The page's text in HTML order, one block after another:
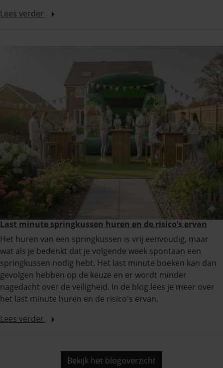
Lees verder
Last minute springkussen huren en de risico’s ervan
Het huren van een springkussen is vrij eenvoudig, maar
wat als je bedenkt dat je volgende week spontaan een
springkussen nodig hebt. Het last minute boeken kan dan
gevolgen hebben op de keuze en er wordt minder
nagedacht over de veiligheid. In de blog lees je meer over
het last minute huren en de risico's ervan.
Lees verder
Bekijk het blogoverzicht